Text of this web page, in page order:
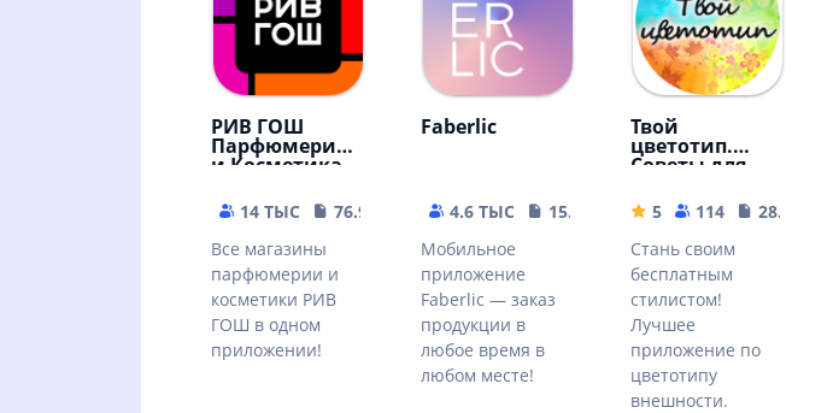
РИВ ГОШ
Парфюмерия
и Косметика
14 ТЫС
76.98 MB
Все магазины
парфюмерии и
косметики РИВ
ГОШ в одном
приложении!
Faberlic
4.6 ТЫС
15.07 MB
Мобильное
приложение
Faberlic — заказ
продукции в
любое время в
любом месте!
Твой
цветотип.
Советы для
5 114
28.54 MB
Стань своим
бесплатным
стилистом!
Лучшее
приложение по
цветотипу
внешности.